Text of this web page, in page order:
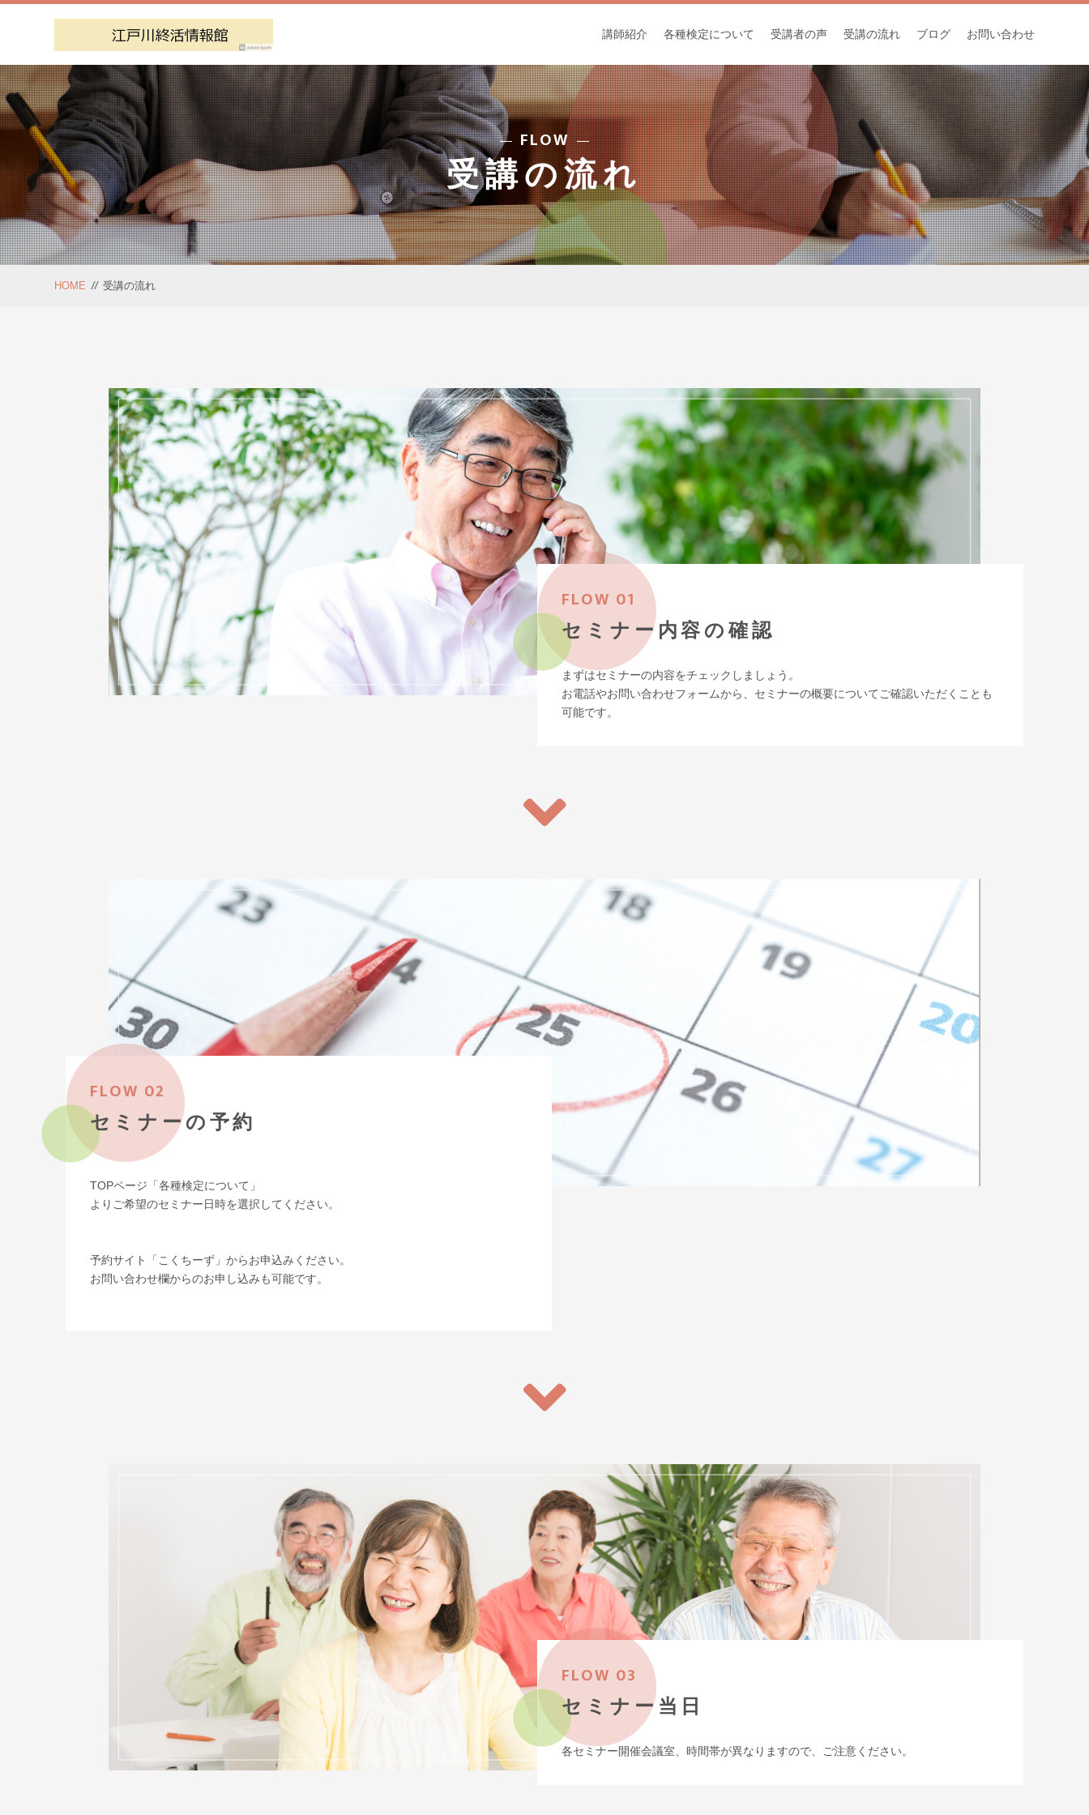
講師紹介 各種検定について 受講者の声 受講の流れ ブログ お問い合わせ
FLOW
受講の流れ
HOME // 受講の流れ
FLOW 01
セミナー内容の確認
まずはセミナーの内容をチェックしましょう。
お電話やお問い合わせフォームから、セミナーの概要についてご確認いただくことも
可能です。
FLOW 02
セミナーの予約
TOPページ「各種検定について」
よりご希望のセミナー日時を選択してください。
予約サイト「こくちーず」からお申込みください。
お問い合わせ欄からのお申し込みも可能です。
FLOW 03
セミナー当日
各セミナー開催会議室、時間帯が異なりますので、ご注意ください。